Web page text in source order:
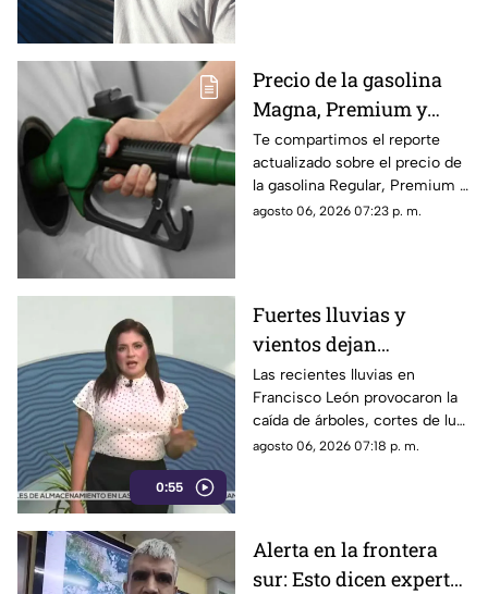
Precio de la gasolina
Magna, Premium y
Diésel en Chiapas:
costo por municipio
este viernes 7 de agosto
Te compartimos el reporte
actualizado sobre el precio de
la gasolina Regular, Premium y
Diésel en las estaciones de
agosto 06, 2026 07:23 p. m.
0:55
Fuertes lluvias y
vientos dejan
viviendas dañadas en
Francisco León,
Chiapas
Las recientes lluvias en
Francisco León provocaron la
caída de árboles, cortes de luz
y daños en casas de la
agosto 06, 2026 07:18 p. m.
Alerta en la frontera
sur: Esto dicen expertos